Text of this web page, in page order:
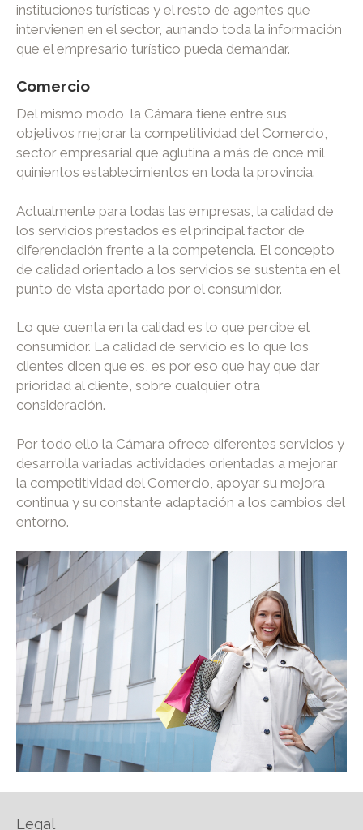
instituciones turísticas y el resto de agentes que
intervienen en el sector, aunando toda la información
que el empresario turístico pueda demandar.
Comercio
Del mismo modo, la Cámara tiene entre sus
objetivos mejorar la competitividad del Comercio,
sector empresarial que aglutina a más de once mil
quinientos establecimientos en toda la provincia.
Actualmente para todas las empresas, la calidad de
los servicios prestados es el principal factor de
diferenciación frente a la competencia. El concepto
de calidad orientado a los servicios se sustenta en el
punto de vista aportado por el consumidor.
Lo que cuenta en la calidad es lo que percibe el
consumidor. La calidad de servicio es lo que los
clientes dicen que es, es por eso que hay que dar
prioridad al cliente, sobre cualquier otra
consideración.
Por todo ello la Cámara ofrece diferentes servicios y
desarrolla variadas actividades orientadas a mejorar
la competitividad del Comercio, apoyar su mejora
continua y su constante adaptación a los cambios del
entorno.
Legal